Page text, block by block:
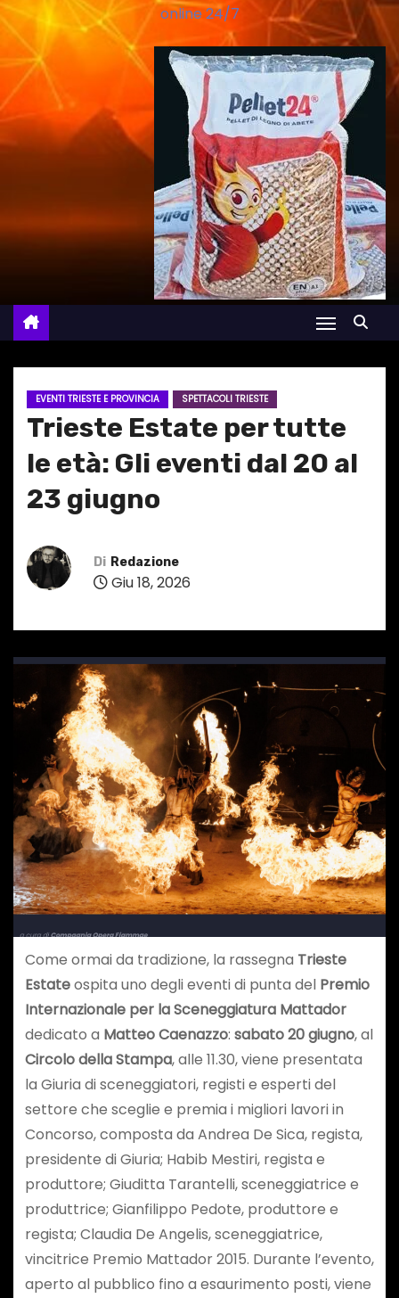
online 24/7
EVENTI TRIESTE E PROVINCIA SPETTACOLI TRIESTE
Trieste Estate per tutte
le età: Gli eventi dal 20 al
23 giugno
Di Redazione
Giu 18, 2026
Come ormai da tradizione, la rassegna Trieste
Estateospita uno degli eventi di punta del Premio
Internazionale per la Sceneggiatura Mattador
dedicato a Matteo Caenazzo: sabato 20 giugno, al
Circolo della Stampa, alle 11.30, viene presentata
la Giuria di sceneggiatori, registi e esperti del
settore che sceglie e premia i migliori lavori in
Concorso, composta da Andrea De Sica, regista,
presidente di Giuria; Habib Mestiri, regista e
produttore; Giuditta Tarantelli, sceneggiatrice e
produttrice; Gianfilippo Pedote, produttore e
regista; Claudia De Angelis, sceneggiatrice,
vincitrice Premio Mattador 2015. Durante l’evento,
aperto al pubblico fino a esaurimento posti, viene